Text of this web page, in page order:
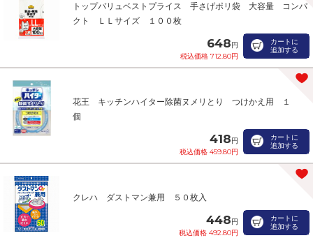
トップバリュベストプライス 手さげポリ袋 大容量 コンパ
クト ＬＬサイズ １００枚
648円
税込価格 712.80円
カートに
追加する
花王 キッチンハイター除菌ヌメリとり つけかえ用 １
個
418円
税込価格 459.80円
カートに
追加する
クレハ ダストマン兼用 ５０枚入
448円
税込価格 492.80円
カートに
追加する